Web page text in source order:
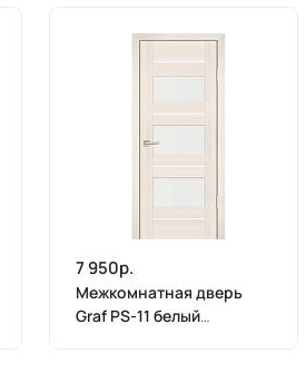
7 950р.
Межкомнатная дверь
Graf PS-11 белый